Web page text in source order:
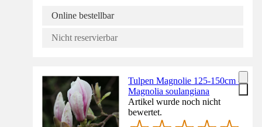
Online bestellbar
Nicht reservierbar
Tulpen Magnolie 125-150cm -
Magnolia soulangiana
Artikel wurde noch nicht
bewertet.